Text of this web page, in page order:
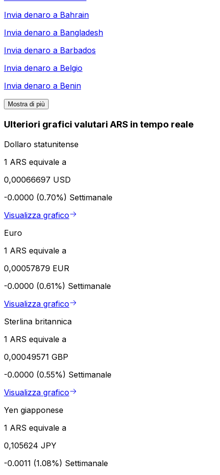
Invia denaro a Bahrain
Invia denaro a Bangladesh
Invia denaro a Barbados
Invia denaro a Belgio
Invia denaro a Benin
Mostra di più
Ulteriori grafici valutari ARS in tempo reale
Dollaro statunitense
1 ARS equivale a
0,00066697 USD
-0.0000 (0.70%) Settimanale
Visualizza grafico
Euro
1 ARS equivale a
0,00057879 EUR
-0.0000 (0.61%) Settimanale
Visualizza grafico
Sterlina britannica
1 ARS equivale a
0,00049571 GBP
-0.0000 (0.55%) Settimanale
Visualizza grafico
Yen giapponese
1 ARS equivale a
0,105624 JPY
-0.0011 (1.08%) Settimanale